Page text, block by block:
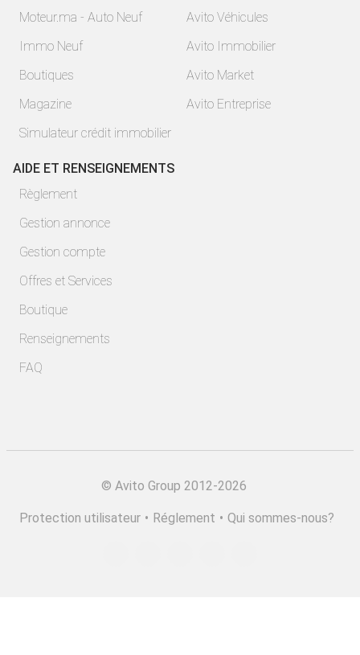
Moteur.ma - Auto Neuf
Immo Neuf
Boutiques
Magazine
Simulateur crédit immobilier
Avito Véhicules
Avito Immobilier
Avito Market
Avito Entreprise
AIDE ET RENSEIGNEMENTS
Règlement
Gestion annonce
Gestion compte
Offres et Services
Boutique
Renseignements
FAQ
© Avito Group 2012-2026
Protection utilisateur • Réglement • Qui sommes-nous?